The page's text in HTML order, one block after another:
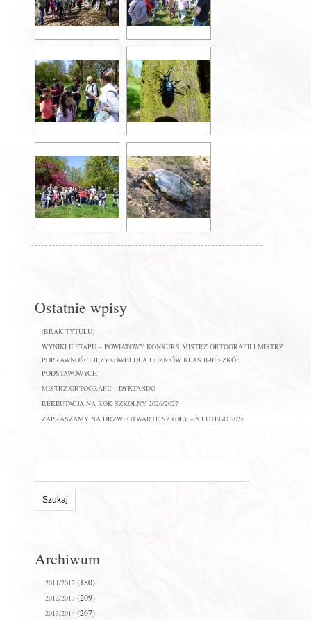
Ostatnie wpisy
(BRAK TYTUŁU)
WYNIKI II ETAPU – POWIATOWY KONKURS MISTRZ ORTOGRAFII I MISTRZ
POPRAWNOŚCI JĘZYKOWEJ DLA UCZNIÓW KLAS II-III SZKÓŁ
PODSTAWOWYCH
MISTRZ ORTOGRAFII – DYKTANDO
REKRUTACJA NA ROK SZKOLNY 2026/2027
ZAPRASZAMY NA DRZWI OTWARTE SZKOŁY – 5 LUTEGO 2026
stronie:
Archiwum
2011/2012(180)
2012/2013(209)
2013/2014(267)